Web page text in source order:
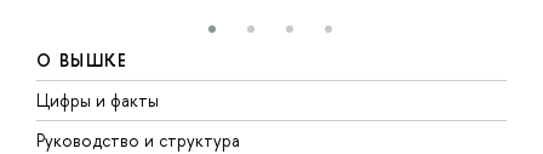
О ВЫШКЕ
Цифры и факты
Руководство и структура